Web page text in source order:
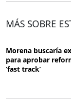
MÁS SOBRE
Morena buscaría
para aprobar
‘fast track’